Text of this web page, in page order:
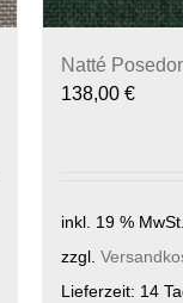
Natté
138,00 €
inkl. 19 % MwSt.
zzgl.
Lieferzeit: 14